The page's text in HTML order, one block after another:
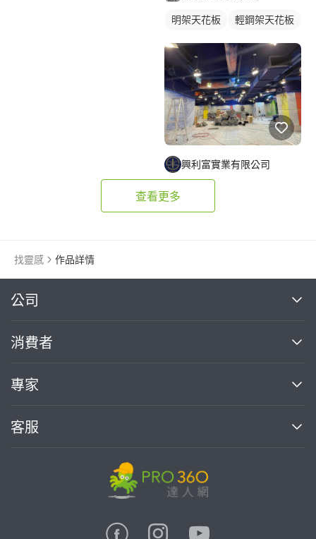
明架天花板 輕鋼架天花板
興利富實業有限公司
查看更多
找靈感 作品詳情
公司
關於我們
部落格
加入我們
消費者
買服務
熱門服務
專家
案件中心
客服
繼續完成